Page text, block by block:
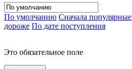
По умолчанию Сначала популярные
дороже По дате поступления
Это обязательное поле